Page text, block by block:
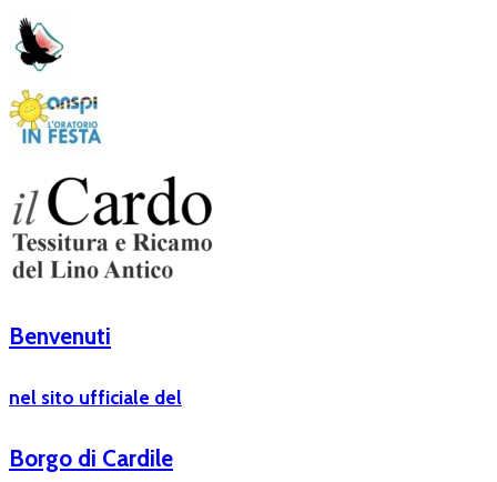
Benvenuti
nel sito ufficiale del
Borgo di Cardile